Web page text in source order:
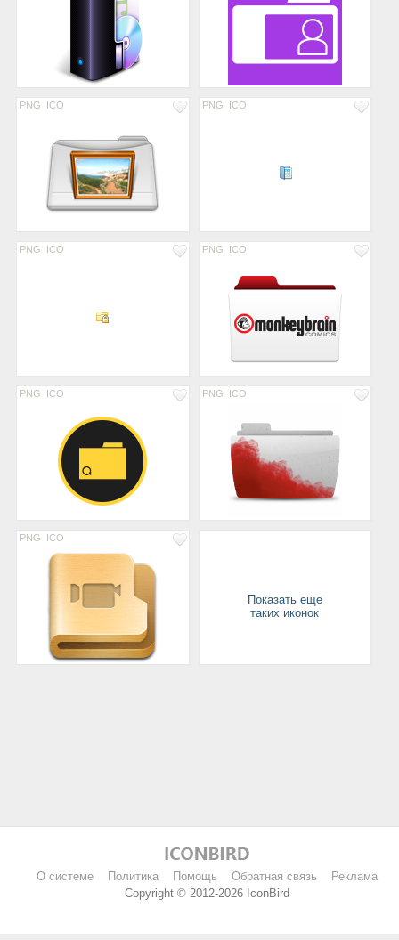
PNG ICO PNG ICO
PNG ICO PNG ICO
PNG ICO PNG ICO
PNG ICO
Показать еще
таких иконок
О системе Политика Помощь Обратная связь
Реклама
Copyright © 2012-2026 IconBird